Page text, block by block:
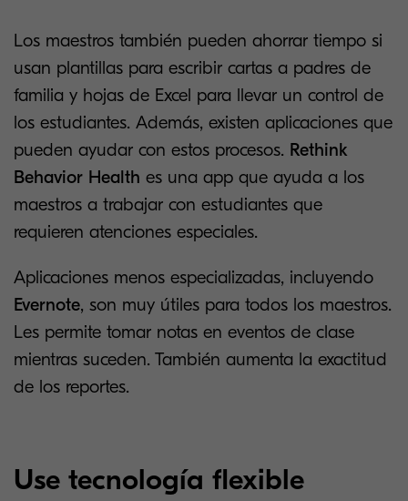
Los maestros también pueden ahorrar tiempo si
usan plantillas para escribir cartas a padres de
familia y hojas de Excel para llevar un control de
los estudiantes. Además, existen aplicaciones que
pueden ayudar con estos procesos. Rethink
Behavior Health es una app que ayuda a los
maestros a trabajar con estudiantes que
requieren atenciones especiales.
Aplicaciones menos especializadas, incluyendo
Evernote, son muy útiles para todos los maestros.
Les permite tomar notas en eventos de clase
mientras suceden. También aumenta la exactitud
de los reportes.
Use tecnología flexible